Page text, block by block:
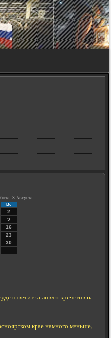
8 Августа
Вс
2
9
16
23
30
ответит за ловлю кречетов на
крае намного меньше,